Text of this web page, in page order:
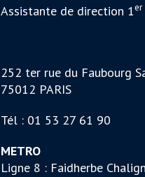
Assistante de direction 1er
252 ter rue du Faubourg
75012 PARIS
Tél : 01 53 27 61 90
METRO
Ligne 8 : Faidherbe